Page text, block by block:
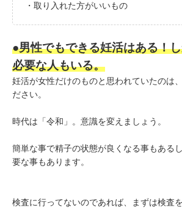
・取り入れた方がいいもの
●男性でもできる妊活はある！
必要な人もいる。
妊活が女性だけのものと思われていたのは
ださい。
時代は「令和」。意識を変えましょう。
簡単な事で精子の状態が良くなる事もある
要な事もあります。
検査に行ってないのであれば、まずは検査